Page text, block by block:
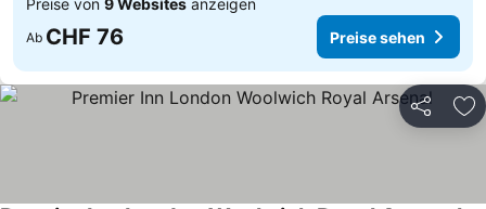
Preise von 9 Websites anzeigen
Ab CHF 76 Preise sehen
Teilen